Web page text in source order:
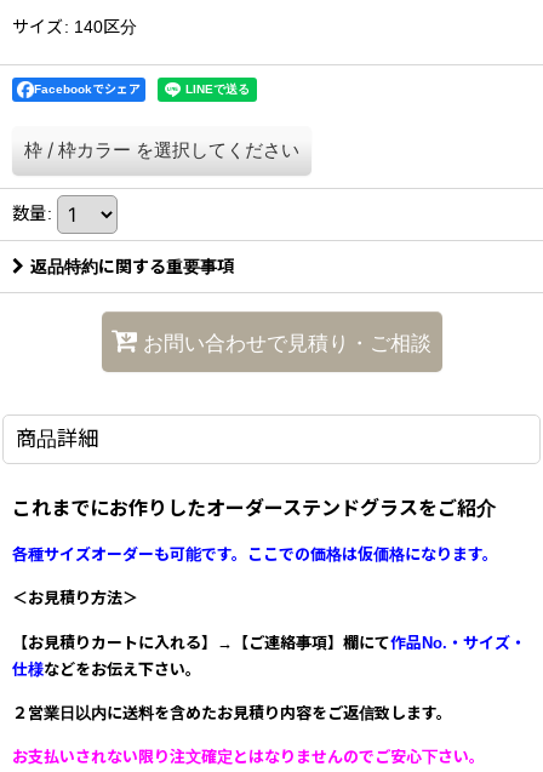
サイズ: 140区分
Facebookでシェア
枠 / 枠カラー を選択してください
数量:
返品特約に関する重要事項
お問い合わせで見積り・ご相談
商品詳細
これまでにお作りしたオーダーステンドグラスをご紹介
各種サイズオーダーも可能です。ここでの価格は仮価格になります。
＜お見積り方法＞
【お見積りカートに入れる】→【ご連絡事項】欄にて作品No.・サイズ・
仕様などをお伝え下さい。
２営業日以内に送料を含めたお見積り内容をご返信致します。
お支払いされない限り注文確定とはなりませんのでご安心下さい。